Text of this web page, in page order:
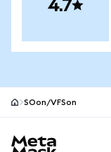
4.7
SOon/VFSon